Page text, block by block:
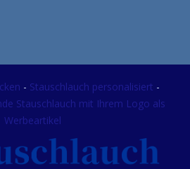
- Stauschlauch personalisiert -
Stauschlauch mit Ihrem Logo als
Werbeartikel